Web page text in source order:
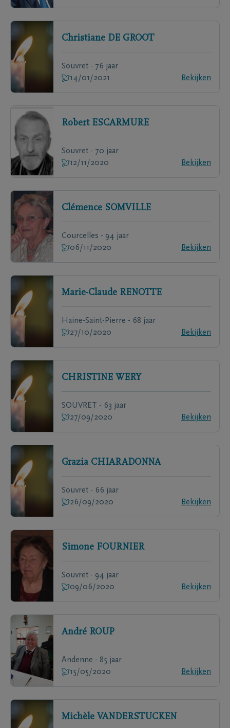
Christiane DE GROOT
Souvret - 76 jaar
14/01/2021
Bekijken
Robert ESCARMURE
Souvret - 70 jaar
12/11/2020
Bekijken
Clémence SOMVILLE
Courcelles - 94 jaar
06/11/2020
Bekijken
Marie-Claude RENOTTE
Haine-Saint-Pierre - 68 jaar
27/10/2020
Bekijken
CHRISTINE WERY
SOUVRET - 63 jaar
27/09/2020
Bekijken
Grazia CHIARADONNA
Souvret - 66 jaar
26/09/2020
Bekijken
Simone FOURNIER
Souvret - 94 jaar
09/06/2020
Bekijken
André ROUP
Andenne - 85 jaar
15/05/2020
Bekijken
Michèle VANDERSTUCKEN